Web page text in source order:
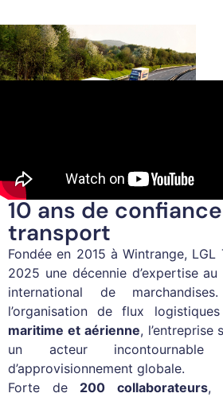
10 ans de
transport
Fondée en 2015 à Wintrange,
2025 une décennie d’expertise
international de
l’organisation de flux
maritime et aérienne, l’entreprise
un acteur
d’approvisionnement globale.
Forte de 200 collaborateurs,